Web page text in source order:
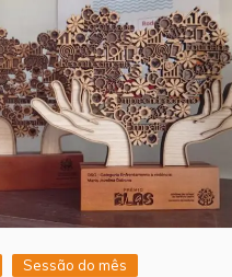
Sessão do mês